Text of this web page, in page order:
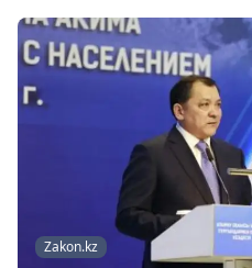
Zakon.kz